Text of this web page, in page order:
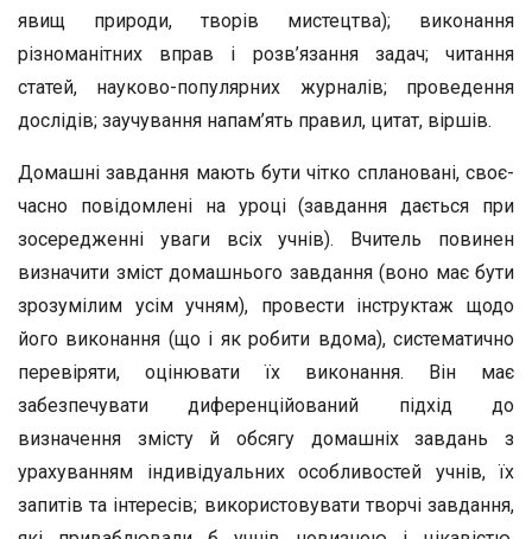
явищ природи, творів мистецтва); виконання
різноманітних вправ і розв’язання задач; читання
статей, науково-популярних журналів; проведення
дослідів; заучування напам’ять пра­вил, цитат, віршів.
Домашні завдання мають бути чітко сплановані, своє­
часно повідомлені на уроці (завдання дається при
зосере­дженні уваги всіх учнів). Вчитель повинен
визначити зміст домашнього завдання (воно має бути
зрозумілим усім уч­ням), провести інструктаж щодо
його виконання (що і як робити вдома), систематично
перевіряти, оцінювати їх ви­конання. Він має
забезпечувати диференційований підхід до
визначення змісту й обсягу домашніх завдань з
урахуван­ням індивідуальних особливостей учнів, їх
запитів та інте­ресів; використовувати творчі завдання,